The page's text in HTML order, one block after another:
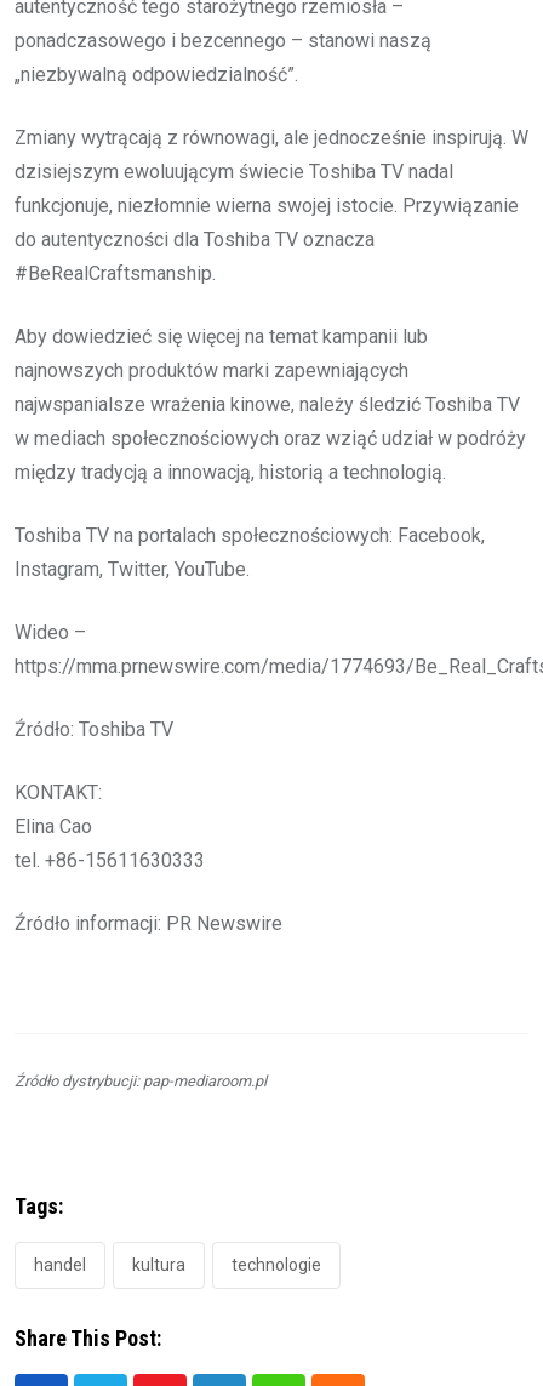
autentyczność tego starożytnego rzemiosła –
ponadczasowego i bezcennego – stanowi naszą
„niezbywalną odpowiedzialność”.
Zmiany wytrącają z równowagi, ale jednocześnie inspirują. W
dzisiejszym ewoluującym świecie Toshiba TV nadal
funkcjonuje, niezłomnie wierna swojej istocie. Przywiązanie
do autentyczności dla Toshiba TV oznacza
#BeRealCraftsmanship.
Aby dowiedzieć się więcej na temat kampanii lub
najnowszych produktów marki zapewniających
najwspanialsze wrażenia kinowe, należy śledzić Toshiba TV
w mediach społecznościowych oraz wziąć udział w podróży
między tradycją a innowacją, historią a technologią.
Toshiba TV na portalach społecznościowych: Facebook,
Instagram, Twitter, YouTube.
Wideo –
https://mma.prnewswire.com/media/1774693/
Źródło: Toshiba TV
KONTAKT:
Elina Cao
tel. +86-15611630333
Źródło informacji: PR Newswire
Źródło dystrybucji: pap-mediaroom.pl
Tags:
handel kultura technologie
Share This Post: